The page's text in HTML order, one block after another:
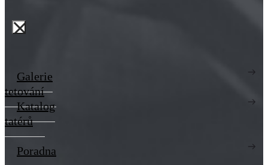
Galerie
tetování
Katalog
tatérů
Poradna